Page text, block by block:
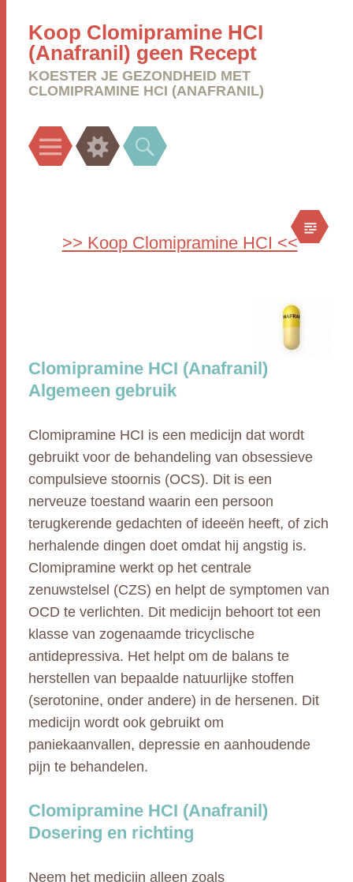
Koop Clomipramine HCI
(Anafranil) geen Recept
KOESTER JE GEZONDHEID MET
CLOMIPRAMINE HCI (ANAFRANIL)
Menu Widgets Search
>> Koop Clomipramine HCI <<
Clomipramine HCI (Anafranil)
Algemeen gebruik
Clomipramine HCI is een medicijn dat wordt
gebruikt voor de behandeling van obsessieve
compulsieve stoornis (OCS). Dit is een
nerveuze toestand waarin een persoon
terugkerende gedachten of ideeën heeft, of zich
herhalende dingen doet omdat hij angstig is.
Clomipramine werkt op het centrale
zenuwstelsel (CZS) en helpt de symptomen van
OCD te verlichten. Dit medicijn behoort tot een
klasse van zogenaamde tricyclische
antidepressiva. Het helpt om de balans te
herstellen van bepaalde natuurlijke stoffen
(serotonine, onder andere) in de hersenen. Dit
medicijn wordt ook gebruikt om
paniekaanvallen, depressie en aanhoudende
pijn te behandelen.
Clomipramine HCI (Anafranil)
Dosering en richting
Neem het medicijn alleen zoals